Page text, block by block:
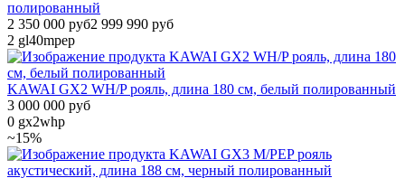
полированный
2 350 000 руб2 999 990 руб
2 gl40mpep
KAWAI GX2 WH/P рояль, длина 180 см, белый полированный
3 000 000 руб
0 gx2whp
~15%